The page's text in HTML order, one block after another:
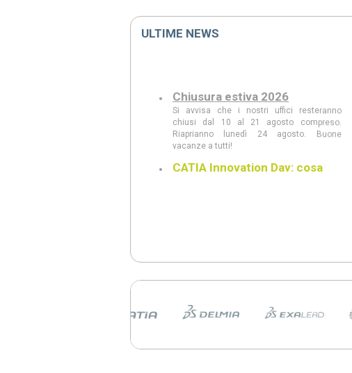
ULTIME NEWS
Chiusura estiva 2026
Si avvisa che i nostri uffici resteranno
chiusi dal 10 al 21 agosto compreso.
Riaprianno lunedì 24 agosto. Buone
vacanze a tutti!
CATIA Innovation Day: cosa
CATIA Innovation Day 11
giugno a Milano
AI, 3DEXPERIENCE e MBSE stanno
rivoluzionando progettazione e sviluppo